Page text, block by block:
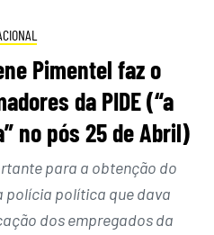
Pimentel faz o
da PIDE (“a
no pós 25 de Abril)
para a obtenção do
polícia política que dava
dos empregados da